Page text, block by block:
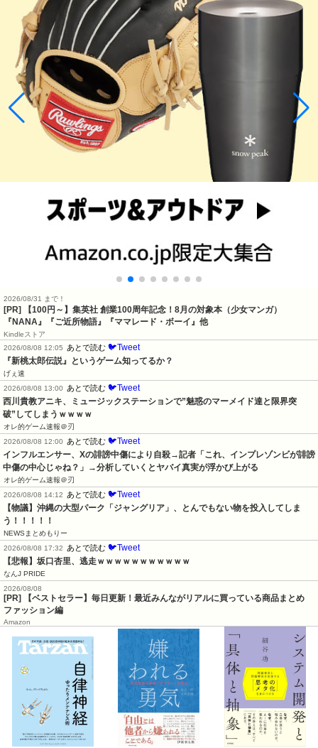
2026/08/31 まで！
[PR]
【100円～】集英社 創業100周年記念！8月の対象本（少女マンガ）
『NANA』『ご近所物語』『ママレード・ボーイ』他
Kindleストア
2026/08/08 12:05
あとで読む 🐦Tweet
『新桃太郎伝説』というゲーム知ってるか？
げぇ速
2026/08/08 13:00
あとで読む 🐦Tweet
西川貴教アニキ、ミュージックステーションで”魅惑のマーメイド達と限界突
破”してしまうｗｗｗｗ
オレ的ゲーム速報＠刃
2026/08/08 12:00
あとで読む 🐦Tweet
インフルエンサー、Xの誹謗中傷により自殺→記者「これ、インプレゾンビが誹謗
中傷の中心じゃね？」→分析していくとヤバイ真実が浮かび上がる
オレ的ゲーム速報＠刃
2026/08/08 14:12
あとで読む 🐦Tweet
【物議】沖縄の大型パーク「ジャングリア」、とんでもない物を投入してしま
う！！！！！
NEWSまとめもりー
2026/08/08 17:32
あとで読む 🐦Tweet
【悲報】坂口杏里、逃走ｗｗｗｗｗｗｗｗｗｗｗ
なんJ PRIDE
2026/08/08
[PR] 【ベストセラー】毎日更新！最近みんながリアルに買っている商品まとめ
ファッション編
Amazon